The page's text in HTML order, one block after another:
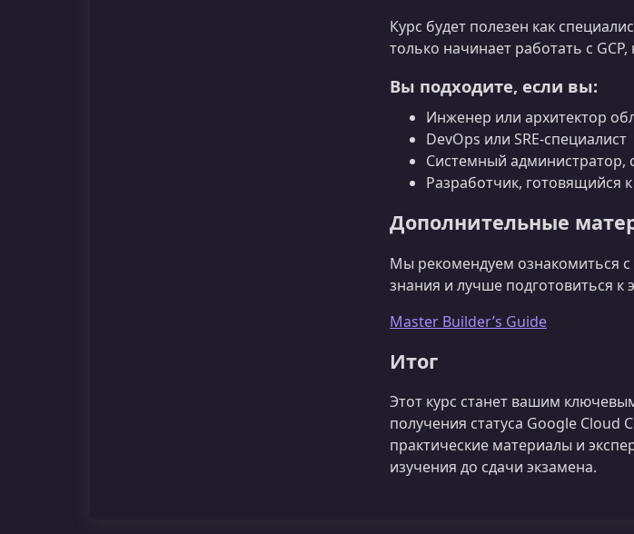
Курс будет полезен как
только начинает работать с
Вы подходите, если вы:
Инженер или архитектор
DevOps или SRE-специалист
Системный администратор,
Разработчик, готовящийся
Дополнительные
Мы рекомендуем ознакомиться
знания и лучше подготовиться к
Master Builder’s Guide
Итог
Этот курс станет вашим
получения статуса Google
практические материалы и
изучения до сдачи экзамена.